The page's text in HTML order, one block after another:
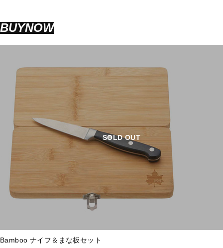
BUYNOW
SOLD OUT
Bamboo ナイフ＆まな板セット